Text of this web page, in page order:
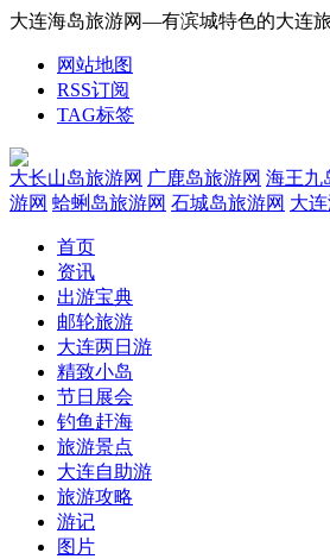
大连海岛旅游网—有滨城特色的大连旅
网站地图
RSS订阅
TAG标签
大长山岛旅游网 广鹿岛旅游网 海王九
游网 蛤蜊岛旅游网 石城岛旅游网 大
首页
资讯
出游宝典
邮轮旅游
大连两日游
精致小岛
节日展会
钓鱼赶海
旅游景点
大连自助游
旅游攻略
游记
图片